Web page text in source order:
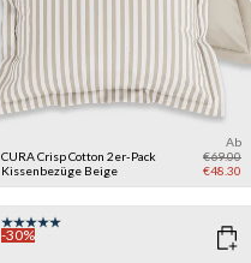
CURA Crisp Cotton 2er-Pack
Kissenbezüge Beige
Ab
€69.00
€48.30
-30%